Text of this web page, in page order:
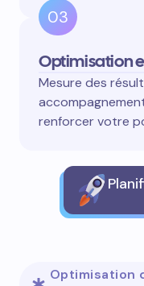
03
Optimisation
Mesure des
renforcer votre
Optimisation